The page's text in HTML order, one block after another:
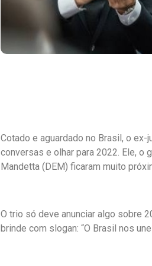
Cotado e aguardado no Brasil, o
conversas e olhar para 2022. Ele, o
Mandetta (DEM) ficaram muito
O trio só deve anunciar algo sobre
brinde com slogan: “O Brasil nos